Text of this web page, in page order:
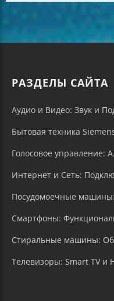
РАЗДЕЛЫ САЙТА
Аудио и Видео: Звук и
Бытовая техника
Голосовое управление:
Интернет и Сеть:
Посудомоечные
Смартфоны:
Стиральные машины:
Телевизоры: Smart TV и